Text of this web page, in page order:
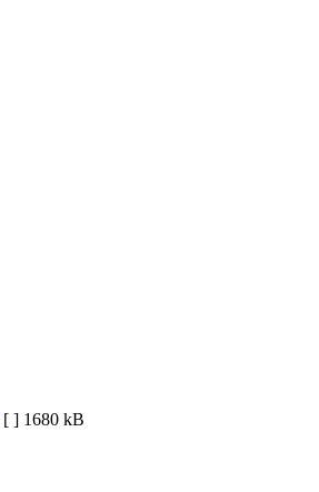
[ ] 1680 kB